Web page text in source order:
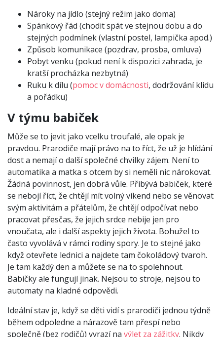
Nároky na jídlo (stejný režim jako doma)
Spánkový řád (chodit spát ve stejnou dobu a do
stejných podmínek (vlastní postel, lampička apod.)
Způsob komunikace (pozdrav, prosba, omluva)
Pobyt venku (pokud není k dispozici zahrada, je
kratší procházka nezbytná)
Ruku k dílu (pomoc v domácnosti, dodržování klidu
a pořádku)
V týmu babiček
Může se to jevit jako vcelku troufalé, ale opak je
pravdou. Prarodiče mají právo na to říct, že už je hlídání
dost a nemají o další společné chvilky zájem. Není to
automatika a matka s otcem by si neměli nic nárokovat.
Žádná povinnost, jen dobrá vůle. Přibývá babiček, které
se nebojí říct, že chtějí mít volný víkend nebo se věnovat
svým aktivitám a přátelům, že chtějí odpočívat nebo
pracovat přesčas, že jejich srdce nebije jen pro
vnoučata, ale i další aspekty jejich života. Bohužel to
často vyvolává v rámci rodiny spory. Je to stejné jako
když otevřete lednici a najdete tam čokoládový tvaroh.
Je tam každý den a můžete se na to spolehnout.
Babičky ale fungují jinak. Nejsou to stroje, nejsou to
automaty na kladné odpovědi.
Ideální stav je, když se děti vidí s prarodiči jednou týdně
během odpoledne a nárazově tam přespí nebo
společně (bez rodičů) vyrazí na výlet za zážitky. Nikdy